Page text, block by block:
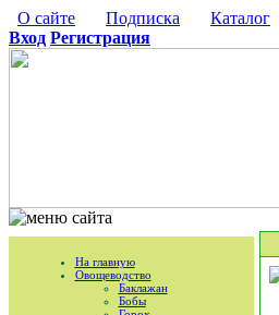
О сайте Подписка Каталог
Вход Регистрация
На главную
Овощеводство
Баклажан
Бобы